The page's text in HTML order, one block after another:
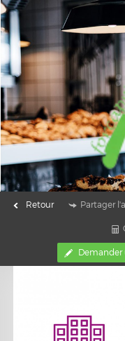
Retour Partager
Demander